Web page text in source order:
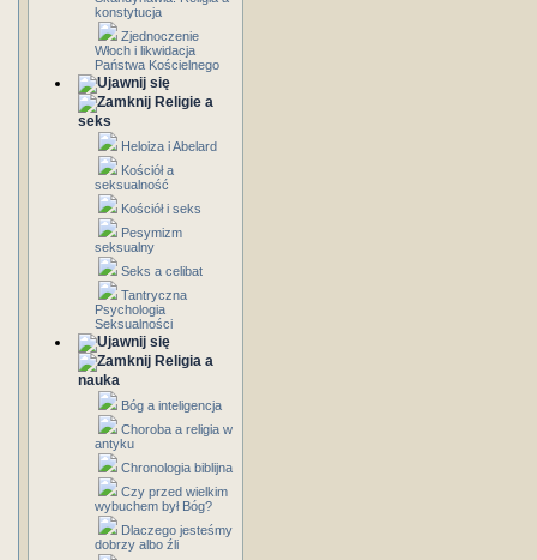
konstytucja
Zjednoczenie
Włoch i likwidacja
Państwa Kościelnego
Religie a
seks
Heloiza i Abelard
Kościół a
seksualność
Kościół i seks
Pesymizm
seksualny
Seks a celibat
Tantryczna
Psychologia
Seksualności
Religia a
nauka
Bóg a inteligencja
Choroba a religia w
antyku
Chronologia biblijna
Czy przed wielkim
wybuchem był Bóg?
Dlaczego jesteśmy
dobrzy albo źli